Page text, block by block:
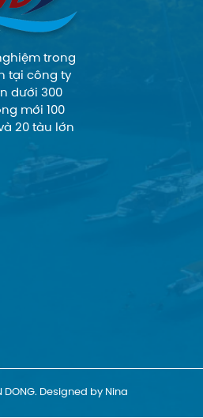
trong
tại công ty
dưới 300
mới 100
20 tàu lớn
DONG. Designed by Nina